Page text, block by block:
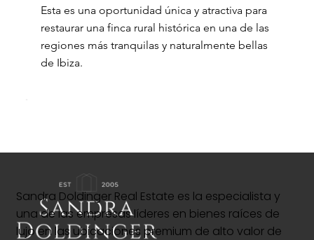
Esta es una oportunidad única y atractiva para
restaurar una finca rural histórica en una de las
regiones más tranquilas y naturalmente bellas
de Ibiza.
Sandra Doldinger Real Estate es la especialista y
una de las empresas líderes en bienes raíces de
lujo en las ubicaciones premium de alto valor de